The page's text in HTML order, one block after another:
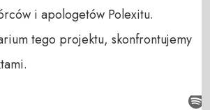
i apologetów Polexitu.
tego projektu, skonfrontujemy